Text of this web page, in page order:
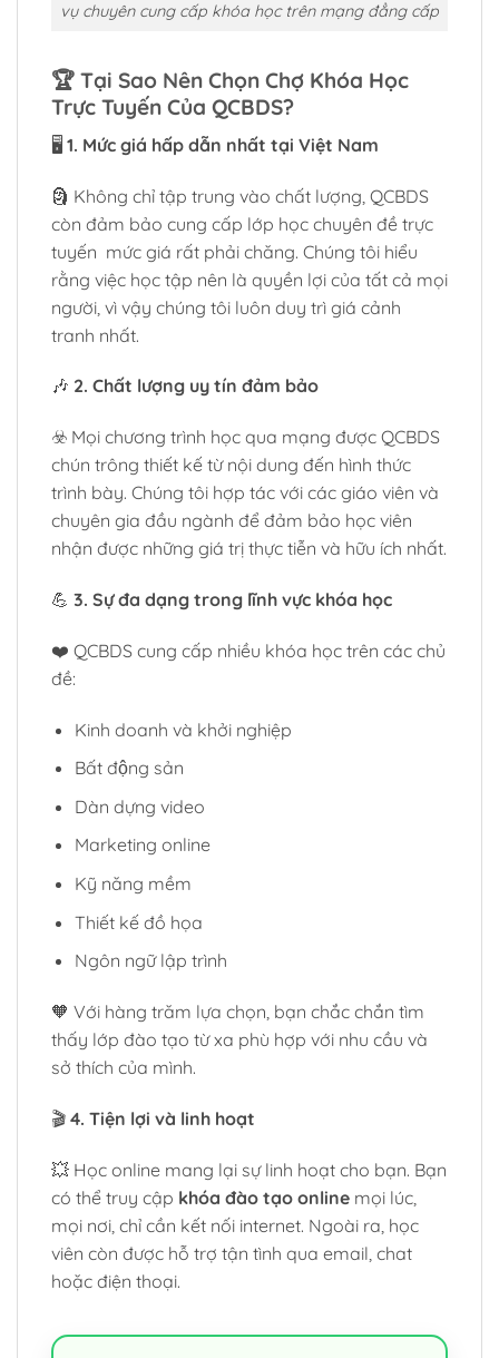
vụ chuyên cung cấp khóa học trên mạng đẳng cấp
🏆 Tại Sao Nên Chọn Chợ Khóa Học
Trực Tuyến Của QCBDS?
🖥️ 1. Mức giá hấp dẫn nhất tại Việt Nam
🗿 Không chỉ tập trung vào chất lượng, QCBDS
còn đảm bảo cung cấp lớp học chuyên đề trực
tuyến mức giá rất phải chăng. Chúng tôi hiểu
rằng việc học tập nên là quyền lợi của tất cả mọi
người, vì vậy chúng tôi luôn duy trì giá cảnh
tranh nhất.
🎶 2. Chất lượng uy tín đảm bảo
☣️ Mọi chương trình học qua mạng được QCBDS
chún trông thiết kế từ nội dung đến hình thức
trình bày. Chúng tôi hợp tác với các giáo viên và
chuyên gia đầu ngành để đảm bảo học viên
nhận được những giá trị thực tiễn và hữu ích nhất.
💪 3. Sự đa dạng trong lĩnh vực khóa học
❤️ QCBDS cung cấp nhiều khóa học trên các chủ
đề:
Kinh doanh và khởi nghiệp
Bất động sản
Dàn dựng video
Marketing online
Kỹ năng mềm
Thiết kế đồ họa
Ngôn ngữ lập trình
🧡 Với hàng trăm lựa chọn, bạn chắc chắn tìm
thấy lớp đào tạo từ xa phù hợp với nhu cầu và
sở thích của mình.
🎬 4. Tiện lợi và linh hoạt
💥 Học online mang lại sự linh hoạt cho bạn. Bạn
có thể truy cập khóa đào tạo online mọi lúc,
mọi nơi, chỉ cần kết nối internet. Ngoài ra, học
viên còn được hỗ trợ tận tình qua email, chat
hoặc điện thoại.